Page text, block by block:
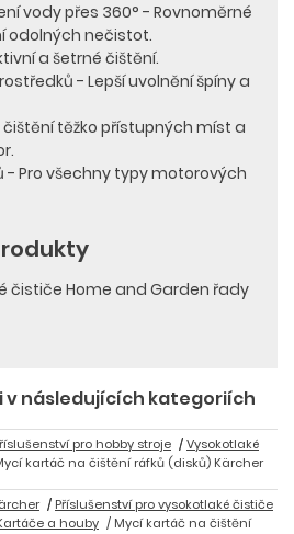
vody přes 360° - Rovnoměrné
odolných nečistot.
a šetrné čištění.
- Lepší uvolnění špíny a
těžko přístupných míst a
- Pro všechny typy motorových
čističe Home and Garden řady
v následujících kategoriích
pro hobby stroje
Vysokotlaké
kartáč na čištění ráfků (disků) Kärcher
Příslušenství pro vysokotlaké čističe
a houby
Mycí kartáč na čištění